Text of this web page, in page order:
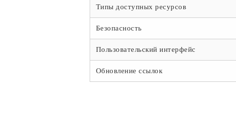
Типы доступных ресурсов
Безопасность
Пользовательский интерфейс
Обновление ссылок